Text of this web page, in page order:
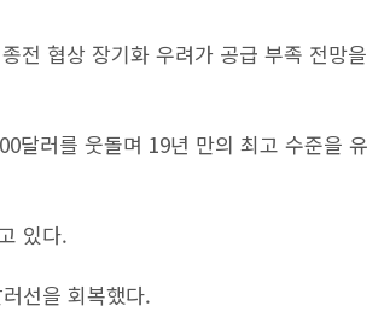
전 협상 장기화 우려가 공급 부족 전망을
달러를 웃돌며 19년 만의 최고 수준을 유
있다.
선을 회복했다.